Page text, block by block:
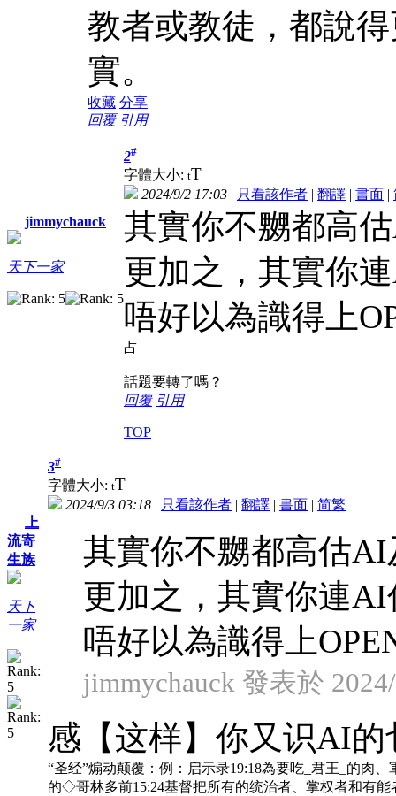
教者或教徒，都說
實。
收藏 分享
回覆 引用
jimmychauck
天下一家
2#
字體大小: tT
2024/9/2 17:03 | 只看該作者 | 翻譯 | 書面 |
其實你不嬲都高
更加之，其實你
唔好以為識得上
占
話題要轉了嗎？
回覆 引用
TOP
上
流寄
生族
天下
一家
3#
字體大小: tT
2024/9/3 03:18 | 只看該作者 | 翻譯 | 書面 | 简繁
其實你不嬲都高估
更加之，其實你連
唔好以為識得上
jimmychauck 發表於
感【这样】你又识AI的
“圣经”煽动颠覆：例：启示录19:18為要吃_君王_的肉
的◇哥林多前15:24基督把所有的统治者、掌权者和有